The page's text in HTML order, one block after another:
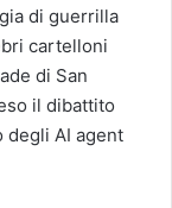
di guerrilla
cartelloni
di San
il dibattito
degli AI agent